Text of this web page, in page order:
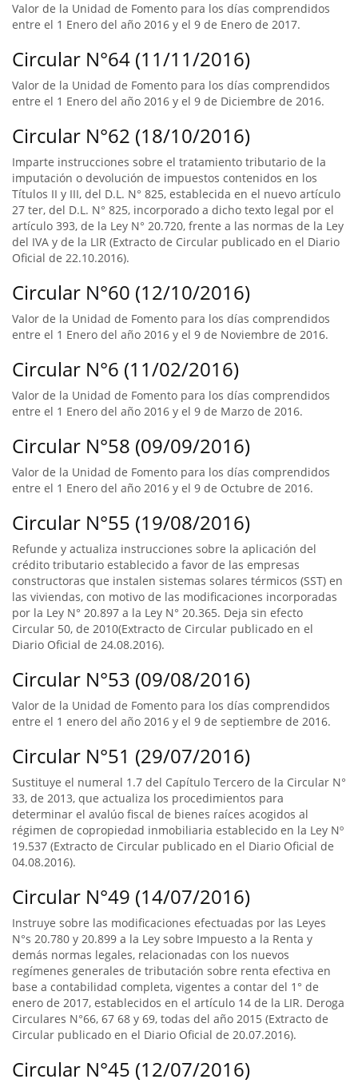
Valor de la Unidad de Fomento para los días comprendidos
entre el 1 Enero del año 2016 y el 9 de Enero de 2017.
Circular N°64 (11/11/2016)
Valor de la Unidad de Fomento para los días comprendidos
entre el 1 Enero del año 2016 y el 9 de Diciembre de 2016.
Circular N°62 (18/10/2016)
Imparte instrucciones sobre el tratamiento tributario de la
imputación o devolución de impuestos contenidos en los
Títulos II y III, del D.L. N° 825, establecida en el nuevo artículo
27 ter, del D.L. N° 825, incorporado a dicho texto legal por el
artículo 393, de la Ley N° 20.720, frente a las normas de la Ley
del IVA y de la LIR (Extracto de Circular publicado en el Diario
Oficial de 22.10.2016).
Circular N°60 (12/10/2016)
Valor de la Unidad de Fomento para los días comprendidos
entre el 1 Enero del año 2016 y el 9 de Noviembre de 2016.
Circular N°6 (11/02/2016)
Valor de la Unidad de Fomento para los días comprendidos
entre el 1 Enero del año 2016 y el 9 de Marzo de 2016.
Circular N°58 (09/09/2016)
Valor de la Unidad de Fomento para los días comprendidos
entre el 1 Enero del año 2016 y el 9 de Octubre de 2016.
Circular N°55 (19/08/2016)
Refunde y actualiza instrucciones sobre la aplicación del
crédito tributario establecido a favor de las empresas
constructoras que instalen sistemas solares térmicos (SST) en
las viviendas, con motivo de las modificaciones incorporadas
por la Ley N° 20.897 a la Ley N° 20.365. Deja sin efecto
Circular 50, de 2010(Extracto de Circular publicado en el
Diario Oficial de 24.08.2016).
Circular N°53 (09/08/2016)
Valor de la Unidad de Fomento para los días comprendidos
entre el 1 enero del año 2016 y el 9 de septiembre de 2016.
Circular N°51 (29/07/2016)
Sustituye el numeral 1.7 del Capítulo Tercero de la Circular N°
33, de 2013, que actualiza los procedimientos para
determinar el avalúo fiscal de bienes raíces acogidos al
régimen de copropiedad inmobiliaria establecido en la Ley Nº
19.537 (Extracto de Circular publicado en el Diario Oficial de
04.08.2016).
Circular N°49 (14/07/2016)
Instruye sobre las modificaciones efectuadas por las Leyes
N°s 20.780 y 20.899 a la Ley sobre Impuesto a la Renta y
demás normas legales, relacionadas con los nuevos
regímenes generales de tributación sobre renta efectiva en
base a contabilidad completa, vigentes a contar del 1° de
enero de 2017, establecidos en el artículo 14 de la LIR. Deroga
Circulares N°66, 67 68 y 69, todas del año 2015 (Extracto de
Circular publicado en el Diario Oficial de 20.07.2016).
Circular N°45 (12/07/2016)